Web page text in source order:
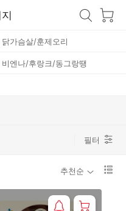
닭가슴살/훈제오리
비엔나/후랑크/동그랑땡
필터
추천순